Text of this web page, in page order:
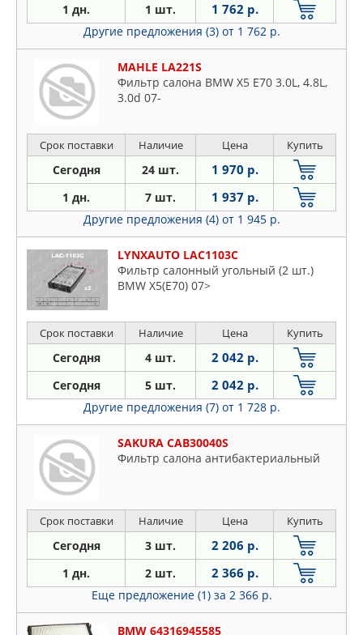
1 дн. 1 шт. 1 762 р.
Другие предложения (3) от 1 762 р.
MAHLE LA221S
Фильтр салона BMW X5 E70 3.0L, 4.8L,
3.0d 07-
Срок поставки Наличие Цена Купить
Сегодня 24 шт. 1 970 р.
1 дн. 7 шт. 1 937 р.
Другие предложения (4) от 1 945 р.
LYNXAUTO LAC1103C
Фильтр салонный угольный (2 шт.)
BMW X5(E70) 07>
Срок поставки Наличие Цена Купить
Сегодня 4 шт. 2 042 р.
Сегодня 5 шт. 2 042 р.
Другие предложения (7) от 1 728 р.
SAKURA CAB30040S
Фильтр салона антибактериальный
Срок поставки Наличие Цена Купить
Сегодня 3 шт. 2 206 р.
1 дн. 2 шт. 2 366 р.
Еще предложение (1) за 2 366 р.
BMW 64316945585